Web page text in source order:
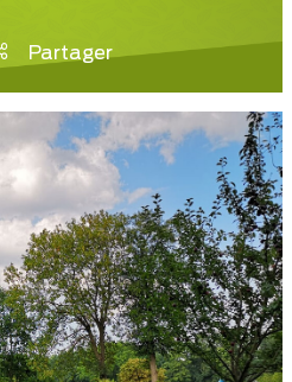
Partager